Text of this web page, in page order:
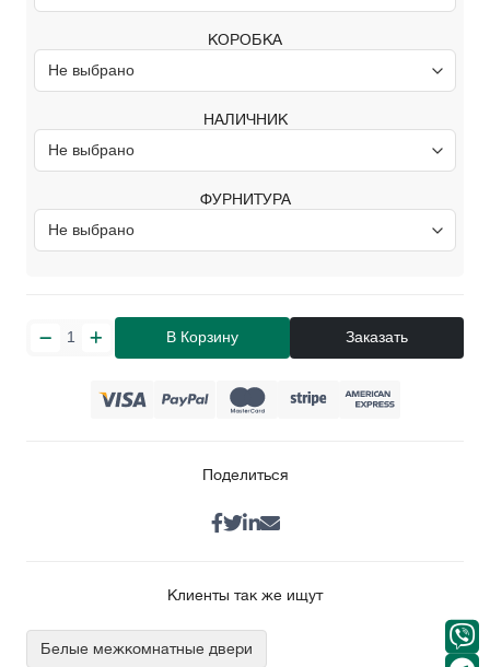
КОРОБКА
НАЛИЧНИК
ФУРНИТУРА
В Корзину Заказать
Поделиться
Клиенты так же ищут
Белые межкомнатные двери